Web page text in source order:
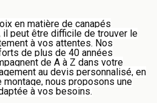
en matière de canapés
peut être difficile de trouver le
à vos attentes. Nos
de plus de 40 années
de A à Z dans votre
au devis personnalisé, en
nous proposons une
à vos besoins.